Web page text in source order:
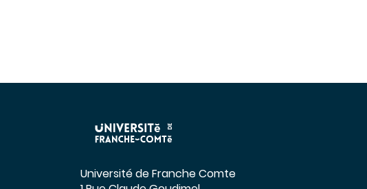
Université de Franche Comte